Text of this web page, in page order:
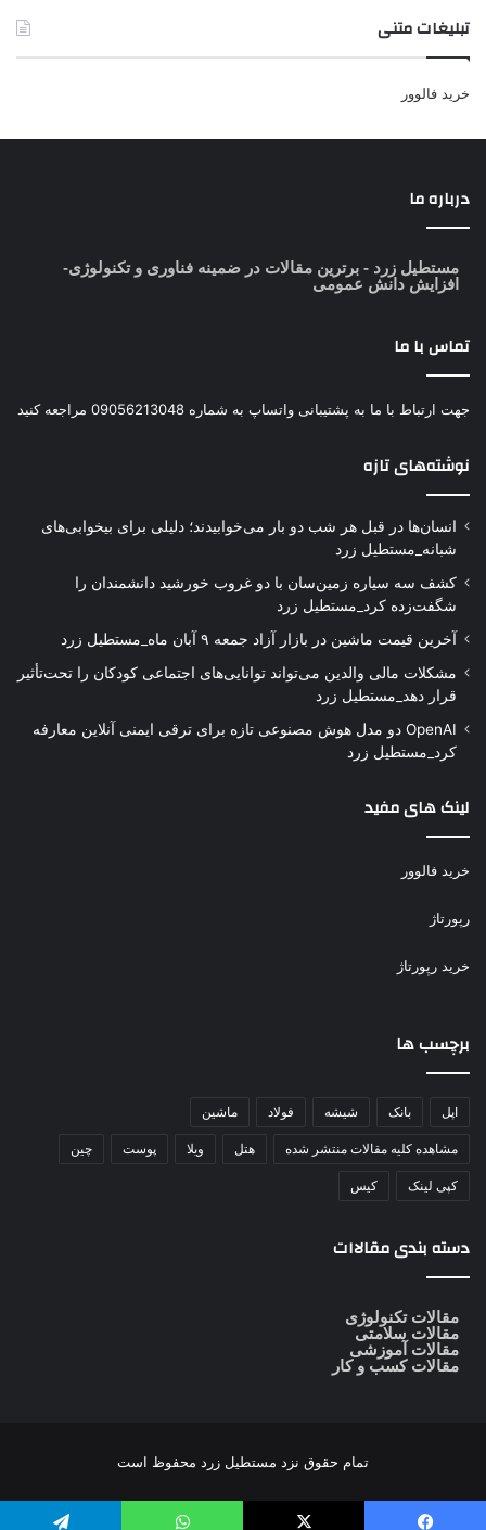
تبلیغات متنی
خرید فالوور
درباره ما
مستطیل زرد - برترین مقالات در ضمینه فناوری و تکنولوژی-
افزایش دانش عمومی
تماس با ما
جهت ارتباط با ما به پشتیبانی واتساپ به شماره 09056213048 مراجعه کنید
نوشته‌های تازه
انسان‌ها در قبل هر شب دو بار می‌خوابیدند؛ دلیلی برای بیخوابی‌های
شبانه_مستطیل زرد
کشف سه سیاره زمین‌سان با دو غروب خورشید دانشمندان را
شگفت‌زده کرد_مستطیل زرد
آخرین قیمت ماشین در بازار آزاد جمعه ۹ آبان ماه_مستطیل زرد
مشکلات مالی والدین می‌تواند توانایی‌های اجتماعی کودکان را تحت‌تأثیر
قرار دهد_مستطیل زرد
OpenAI دو مدل هوش مصنوعی تازه برای ترقی ایمنی آنلاین معارفه
کرد_مستطیل زرد
لینک های مفید
خرید فالوور
رپورتاژ
خرید رپورتاژ
برچسب ها
اپل بانک شیشه فولاد ماشین
مشاهده کلیه مقالات منتشر شده هتل ویلا پوست چین
کپی لینک کیس
دسته بندی مقالاات
مقالات تکنولوژی
مقالات سلامتی
مقالات آموزشی
مقالات کسب و کار
تمام حقوق نزد مستطیل زرد محفوظ است